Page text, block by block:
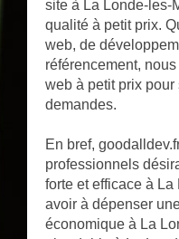
site à La Londe-les-
qualité à petit prix.
web, de
référencement,
web à petit prix
demandes.
En bref,
professionnels
forte et efficace à
avoir à dépenser
économique à La